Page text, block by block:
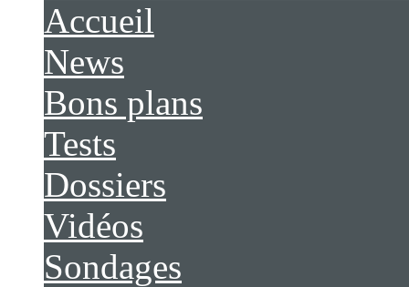
Accueil
News
Bons plans
Tests
Dossiers
Vidéos
Sondages